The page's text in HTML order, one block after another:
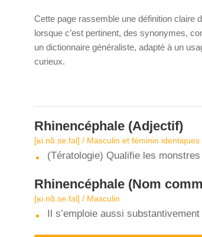
Cette page rassemble une définition claire
lorsque c’est pertinent, des synonymes,
un dictionnaire généraliste, adapté à un
curieux.
Rhinencéphale (Adjectif)
[ʁi.nɑ̃.se.fal] / Masculin et féminin identiques
(Tératologie) Qualifie les
Rhinencéphale (Nom
[ʁi.nɑ̃.se.fal] / Masculin
Il s’emploie aussi substantivement